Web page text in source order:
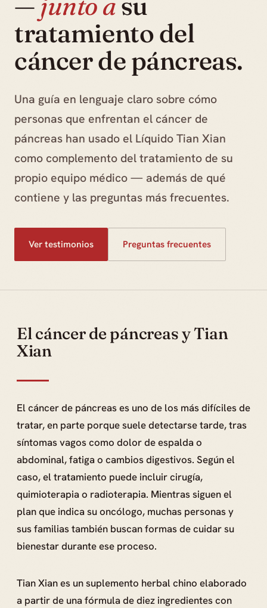
tratamiento del
cáncer de páncreas.
Una guía en lenguaje claro sobre cómo
personas que enfrentan el cáncer de
páncreas han usado el Líquido Tian Xian
como complemento del tratamiento de su
propio equipo médico — además de qué
contiene y las preguntas más frecuentes.
Ver testimonios Preguntas frecuentes
El cáncer de páncreas y Tian
Xian
El cáncer de páncreas es uno de los más difíciles de
tratar, en parte porque suele detectarse tarde, tras
síntomas vagos como dolor de espalda o
abdominal, fatiga o cambios digestivos. Según el
caso, el tratamiento puede incluir cirugía,
quimioterapia o radioterapia. Mientras siguen el
plan que indica su oncólogo, muchas personas y
sus familias también buscan formas de cuidar su
bienestar durante ese proceso.
Tian Xian es un suplemento herbal chino elaborado
a partir de una fórmula de diez ingredientes con